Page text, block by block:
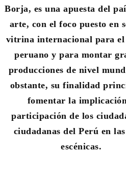
Borja, es una apuesta del
arte, con el foco puesto en
vitrina internacional para
peruano y para montar
producciones de nivel
obstante, su finalidad
fomentar la
participación de los
ciudadanas del Perú en
escénicas.